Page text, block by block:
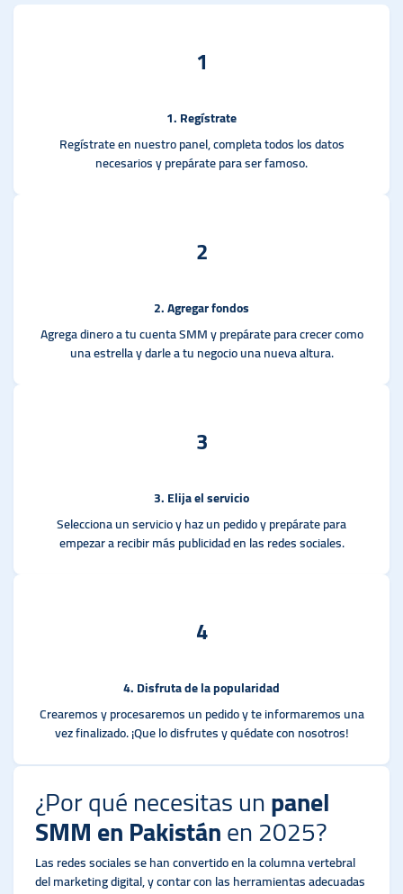
1
1. Regístrate
Regístrate en nuestro panel, completa todos los datos
necesarios y prepárate para ser famoso.
2
2. Agregar fondos
Agrega dinero a tu cuenta SMM y prepárate para crecer como
una estrella y darle a tu negocio una nueva altura.
3
3. Elija el servicio
Selecciona un servicio y haz un pedido y prepárate para
empezar a recibir más publicidad en las redes sociales.
4
4. Disfruta de la popularidad
Crearemos y procesaremos un pedido y te informaremos una
vez finalizado. ¡Que lo disfrutes y quédate con nosotros!
¿Por qué necesitas unpanel
SMM en Pakistánen 2025?
Las redes sociales se han convertido en la columna vertebral
del marketing digital, y contar con las herramientas adecuadas